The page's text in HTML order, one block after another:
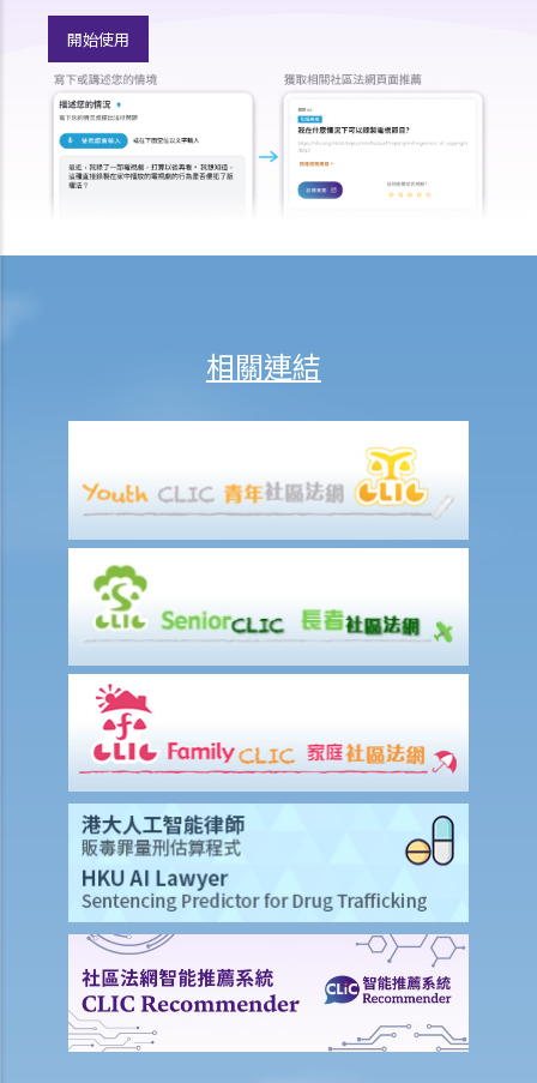
5. 我可以傳召專家證人嗎？
a. 誰是專家
b. 專業資格
c. 專家意見的範圍
d. 終極問題
e. 專家的責任
1. 普通法的例外規定
2. 法定例外規定
9. 控方可以就我的不良品格援引證據嗎？我可以就我的良好品格援引證
a. 不良品格的證據
1. 同案被告人的不良品格
2. 類同事實證據
3. 沒有被控的行為
4. 就被告的不良品格盤問
b. 良好品格的證據
開始使用
相關連結